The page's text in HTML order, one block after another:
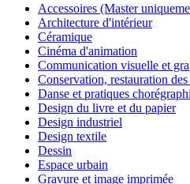
Accessoires (Master
Architecture d'intérieur
Céramique
Cinéma d'animation
Communication visuelle et
Conservation, restauration
Danse et pratiques
Design du livre et du papier
Design industriel
Design textile
Dessin
Espace urbain
Gravure et image imprimée